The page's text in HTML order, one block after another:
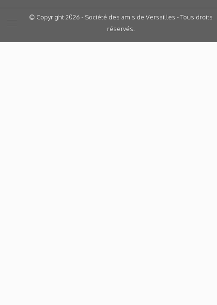
© Copyright 2026 - Société des amis de Versailles - Tous droits
réservés.